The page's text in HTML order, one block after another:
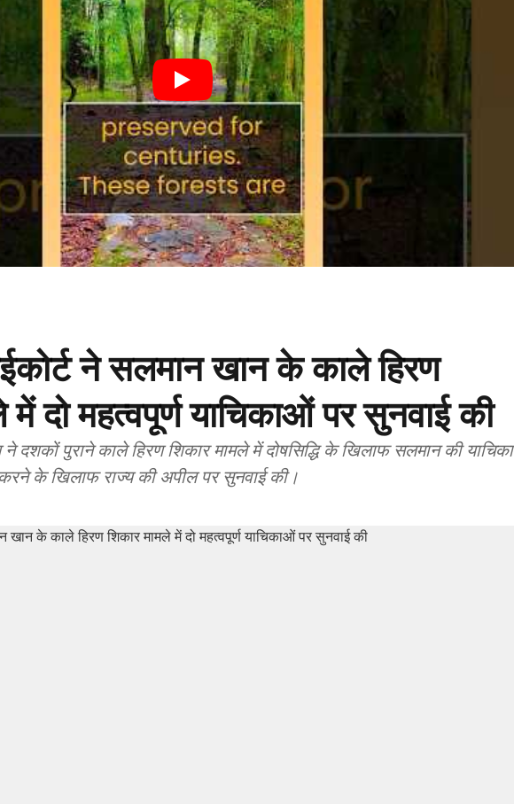
ने सलमान खान के काले हिरण
में दो महत्वपूर्ण याचिकाओं पर सुनवाई की
ने दशकों पुराने काले हिरण शिकार मामले में दोषसिद्धि के खिलाफ सलमान की याचिका
के खिलाफ राज्य की अपील पर सुनवाई की।